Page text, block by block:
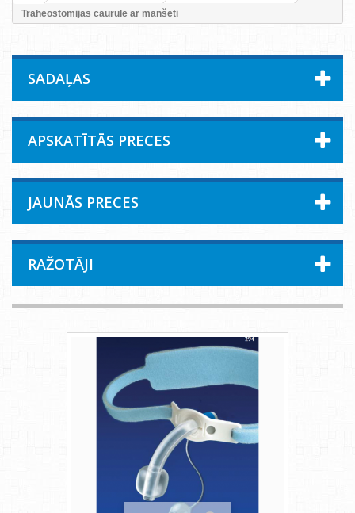
Traheostomijas caurule ar manšeti
SADAĻAS
APSKATĪTĀS PRECES
JAUNĀS PRECES
RAŽOTĀJI